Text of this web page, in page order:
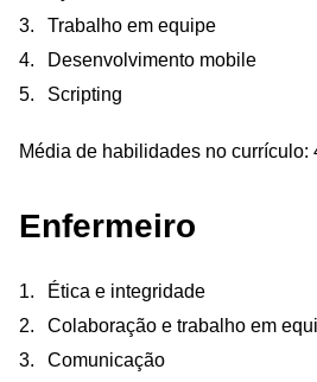
Trabalho em equipe
Desenvolvimento mobile
Scripting
Média de habilidades no currículo:
Enfermeiro
Ética e integridade
Colaboração e trabalho em
Comunicação